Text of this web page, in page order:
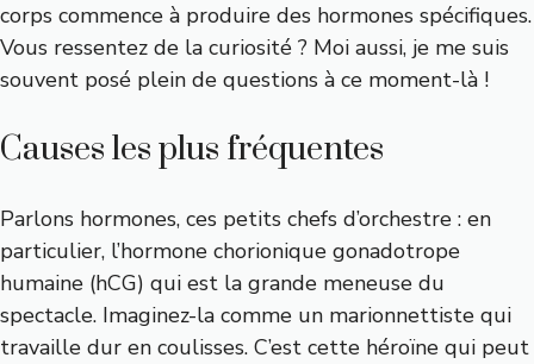
corps commence à produire des hormones spécifiques.
Vous ressentez de la curiosité ? Moi aussi, je me suis
souvent posé plein de questions à ce moment-là !
Causes les plus fréquentes
Parlons hormones, ces petits chefs d’orchestre : en
particulier, l’hormone chorionique gonadotrope
humaine (hCG) qui est la grande meneuse du
spectacle. Imaginez-la comme un marionnettiste qui
travaille dur en coulisses. C’est cette héroïne qui peut